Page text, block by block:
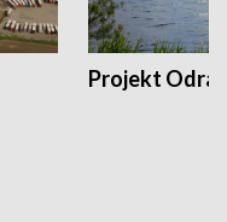
Projekt Odra